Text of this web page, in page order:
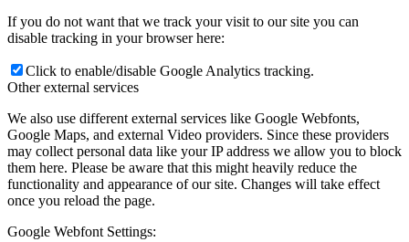
If you do not want that we track your visit to our site you can
disable tracking in your browser here:
Click to enable/disable Google Analytics tracking.
Other external services
We also use different external services like Google Webfonts,
Google Maps, and external Video providers. Since these providers
may collect personal data like your IP address we allow you to block
them here. Please be aware that this might heavily reduce the
functionality and appearance of our site. Changes will take effect
once you reload the page.
Google Webfont Settings: